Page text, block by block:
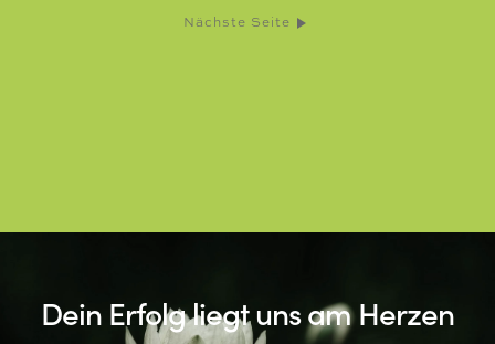
Nächste Seite
Dein Erfolg liegt uns am Herzen